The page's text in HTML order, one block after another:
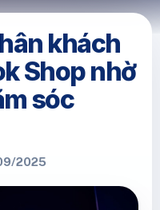
khách
Shop nhờ
sóc
2025